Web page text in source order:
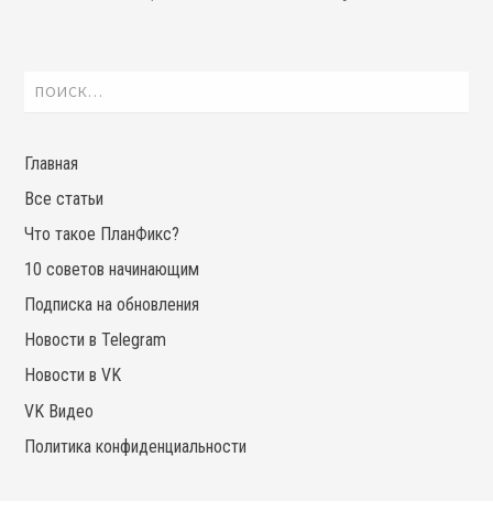
Найти:
Главная
Все статьи
Что такое ПланФикс?
10 советов начинающим
Подписка на обновления
Новости в Telegram
Новости в VK
VK Видео
Политика конфиденциальности